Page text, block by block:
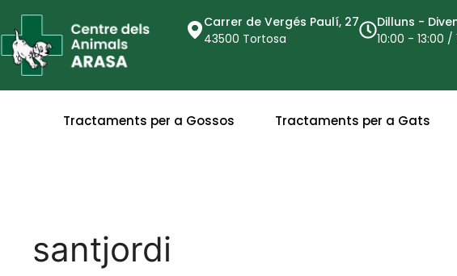
Carrer de Vergés Paulí, 27
43500 Tortosa
Dilluns -
10:00 - 13:00
Tractaments per a Gossos Tractaments per a Gats
santjordi